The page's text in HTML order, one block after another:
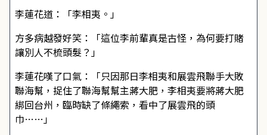
李蓮花道：「李相夷。」
方多病越發好笑：「這位李前輩真是古怪，為何要打賭
讓別人不梳頭髮？」
李蓮花嘆了口氣：「只因那日李相夷和展雲飛聯手大敗
聯海幫，捉住了聯海幫幫主蔣大肥，李相夷要將蔣大肥
綁回台州，臨時缺了條繩索，看中了展雲飛的頭
巾……」